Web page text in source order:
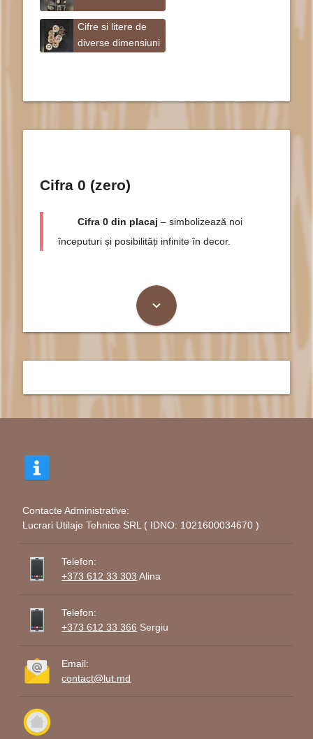
Cifre si litere de
diverse dimensiuni
expand_more
Cifra 0 (zero)
Cifra 0 din placaj – simbolizează noi
începuturi și posibilități infinite în decor.
Contacte Administrative:
Lucrari Utilaje Tehnice SRL ( IDNO: 1021600034670 )
Telefon:
+373 612 33 303 Alina
Telefon:
+373 612 33 366 Sergiu
Email:
contact@lut.md